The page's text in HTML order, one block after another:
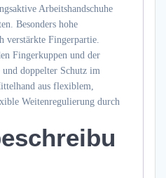
Arbeitshandschuhe
Besonders hohe
verstärkte Fingerpartie.
Fingerkuppen und der
doppelter Schutz im
aus flexiblem,
Weitenregulierung durch